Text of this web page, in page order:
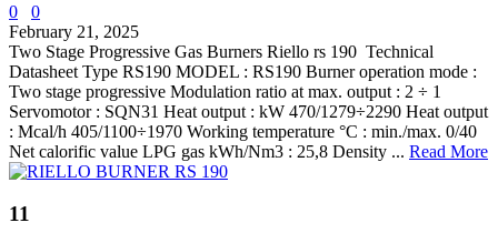
0
0
February 21, 2025
Two Stage Progressive Gas Burners Riello rs 190 Technical
Datasheet Type RS190 MODEL : RS190 Burner operation mode :
Two stage progressive Modulation ratio at max. output : 2 ÷ 1
Servomotor : SQN31 Heat output : kW 470/1279÷2290 Heat output
: Mcal/h 405/1100÷1970 Working temperature °C : min./max. 0/40
Net calorific value LPG gas kWh/Nm3 : 25,8 Density ... Read More
11